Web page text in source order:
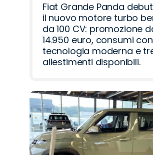
Fiat Grande Panda
il nuovo motore turbo
da 100 CV: promozione
14.950 euro, consumi
tecnologia moderna e
allestimenti disponibili.